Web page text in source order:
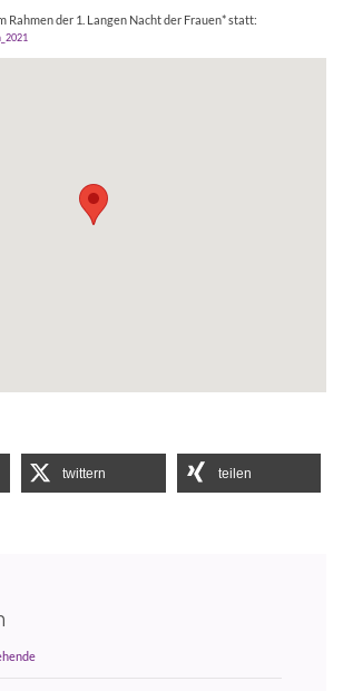
Rahmen der 1. Langen Nacht der Frauen* statt:
twittern teilen